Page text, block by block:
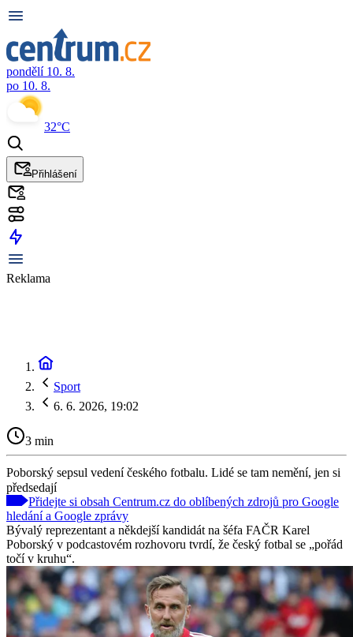
pondělí 10. 8.
po 10. 8.
32°C
Přihlášení
Reklama
Sport
6. 6. 2026, 19:02
3 min
Poborský sepsul vedení českého fotbalu. Lidé se tam nemění, jen si
předsedají
Přidejte si obsah Centrum.cz do oblíbených zdrojů pro Google
hledání a Google zprávy
Bývalý reprezentant a někdejší kandidát na šéfa FAČR Karel
Poborský v podcastovém rozhovoru tvrdí, že český fotbal se „pořád
točí v kruhu“.